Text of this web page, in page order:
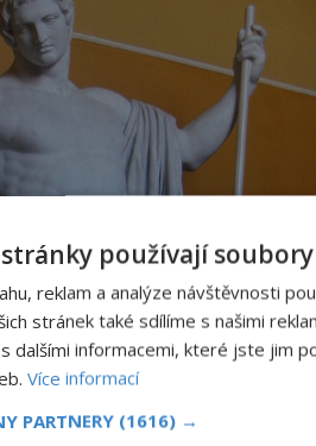
používají
reklam a analýze návštěvnosti
stránek také sdílíme s našimi
dalšími informacemi, které jste jim
Více informací
PARTNERY (1616) →